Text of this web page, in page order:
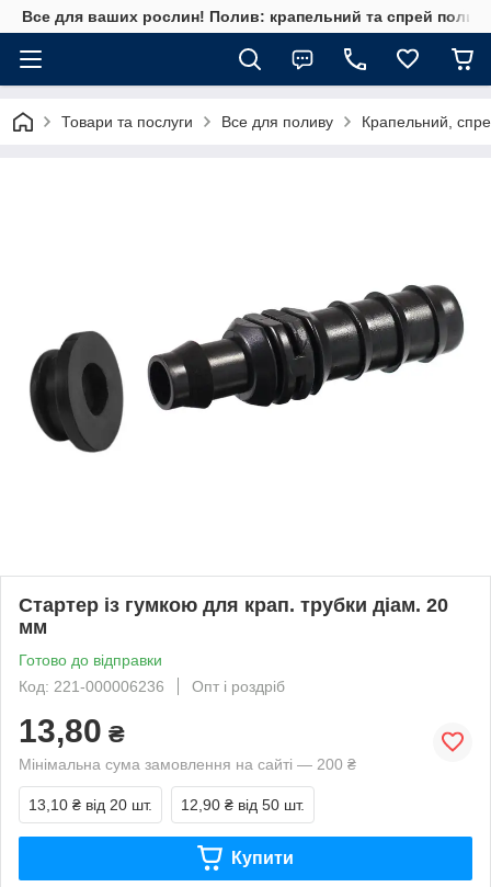
Все для ваших рослин! Полив: крапельний та спрей полив,
Товари та послуги Все для поливу Крапельний,
Стартер із гумкою для крап. трубки діам. 20
мм
Готово до відправки
Код: 221-000006236
Опт і роздріб
13,80 ₴
Мінімальна сума замовлення на сайті — 200 ₴
13,10 ₴ від 20 шт. 12,90 ₴ від 50 шт.
Купити